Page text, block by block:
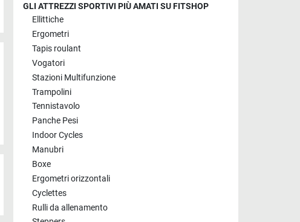
GLI ATTREZZI SPORTIVI PIÙ AMATI SU FITSHOP
Ellittiche
Ergometri
Tapis roulant
Vogatori
Stazioni Multifunzione
Trampolini
Tennistavolo
Panche Pesi
Indoor Cycles
Manubri
Boxe
Ergometri orizzontali
Cyclettes
Rulli da allenamento